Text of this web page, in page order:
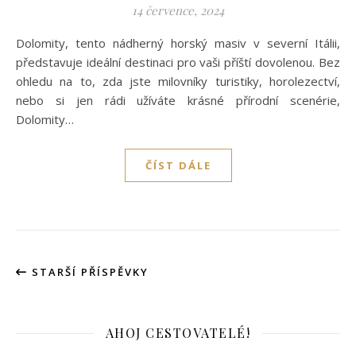
14 července, 2024
Dolomity, tento nádherný horský masiv v severní Itálii,
představuje ideální destinaci pro vaši příští dovolenou. Bez
ohledu na to, zda jste milovníky turistiky, horolezectví,
nebo si jen rádi užíváte krásné přírodní scenérie,
Dolomity…
ČÍST DÁLE
STARŠÍ PŘÍSPĚVKY
AHOJ CESTOVATELÉ!